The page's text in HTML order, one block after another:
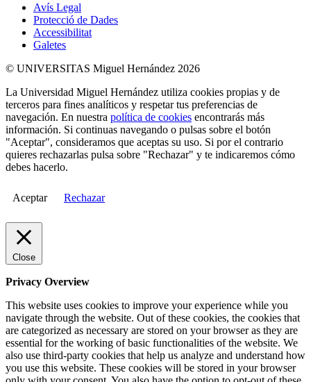
Avís Legal
Protecció de Dades
Accessibilitat
Galetes
© UNIVERSITAS Miguel Hernández 2026
La Universidad Miguel Hernández utiliza cookies propias y de
terceros para fines analíticos y respetar tus preferencias de
navegación. En nuestra política de cookies encontrarás más
información. Si continuas navegando o pulsas sobre el botón
"Aceptar", consideramos que aceptas su uso. Si por el contrario
quieres rechazarlas pulsa sobre "Rechazar" y te indicaremos cómo
debes hacerlo.
Aceptar Rechazar
Close
Privacy Overview
This website uses cookies to improve your experience while you
navigate through the website. Out of these cookies, the cookies that
are categorized as necessary are stored on your browser as they are
essential for the working of basic functionalities of the website. We
also use third-party cookies that help us analyze and understand how
you use this website. These cookies will be stored in your browser